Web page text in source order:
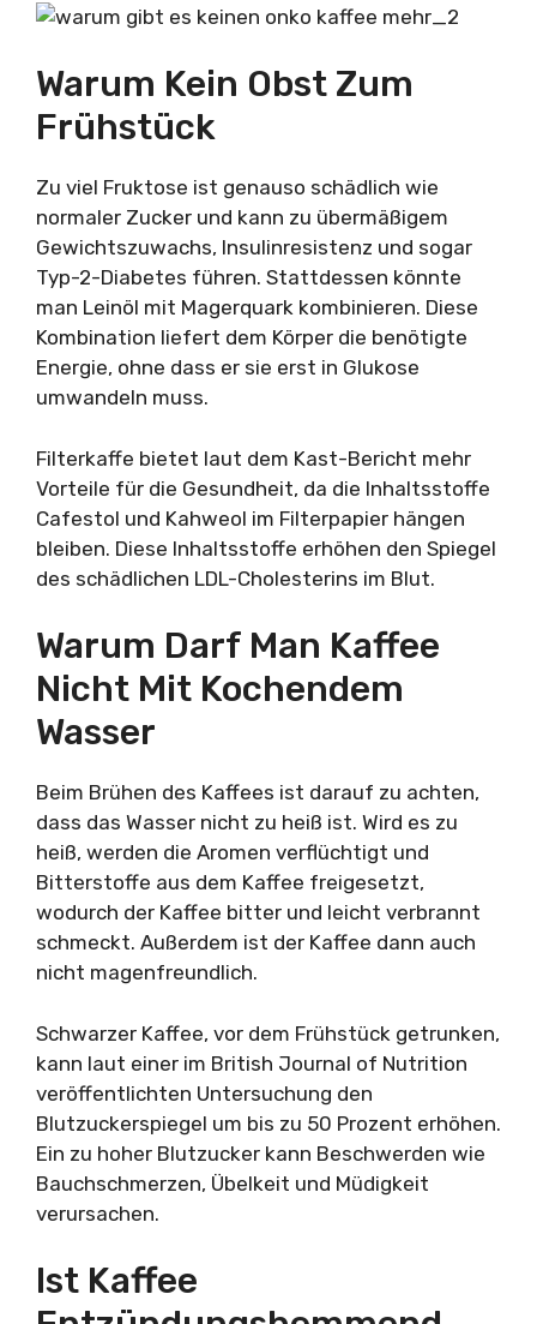
Warum Kein Obst Zum
Frühstück
Zu viel Fruktose ist genauso schädlich wie
normaler Zucker und kann zu übermäßigem
Gewichtszuwachs, Insulinresistenz und sogar
Typ-2-Diabetes führen. Stattdessen könnte
man Leinöl mit Magerquark kombinieren. Diese
Kombination liefert dem Körper die benötigte
Energie, ohne dass er sie erst in Glukose
umwandeln muss.
Filterkaffe bietet laut dem Kast-Bericht mehr
Vorteile für die Gesundheit, da die Inhaltsstoffe
Cafestol und Kahweol im Filterpapier hängen
bleiben. Diese Inhaltsstoffe erhöhen den Spiegel
des schädlichen LDL-Cholesterins im Blut.
Warum Darf Man Kaffee
Nicht Mit Kochendem
Wasser
Beim Brühen des Kaffees ist darauf zu achten,
dass das Wasser nicht zu heiß ist. Wird es zu
heiß, werden die Aromen verflüchtigt und
Bitterstoffe aus dem Kaffee freigesetzt,
wodurch der Kaffee bitter und leicht verbrannt
schmeckt. Außerdem ist der Kaffee dann auch
nicht magenfreundlich.
Schwarzer Kaffee, vor dem Frühstück getrunken,
kann laut einer im British Journal of Nutrition
veröffentlichten Untersuchung den
Blutzuckerspiegel um bis zu 50 Prozent erhöhen.
Ein zu hoher Blutzucker kann Beschwerden wie
Bauchschmerzen, Übelkeit und Müdigkeit
verursachen.
Ist Kaffee